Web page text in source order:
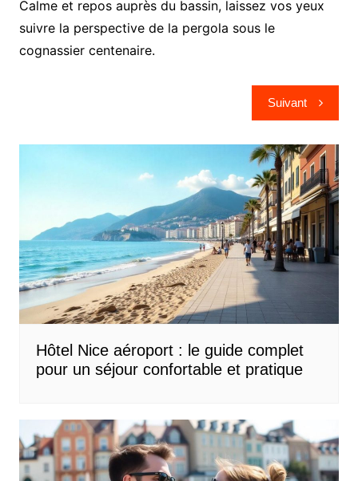
Calme et repos auprès du bassin, laissez vos yeux
suivre la perspective de la pergola sous le
cognassier centenaire.
l’article
Suivant
Hôtel Nice aéroport : le guide complet
pour un séjour confortable et pratique